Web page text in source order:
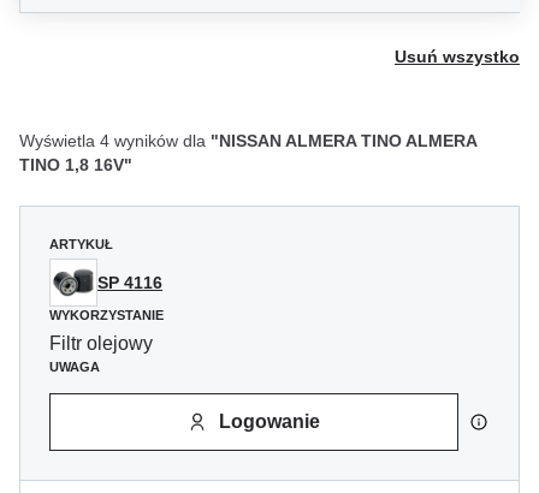
Usuń wszystko
Wyświetla 4 wyników dla "NISSAN ALMERA TINO ALMERA
TINO 1,8 16V"
ARTYKUŁ
SP 4116
WYKORZYSTANIE
Filtr olejowy
UWAGA
Logowanie